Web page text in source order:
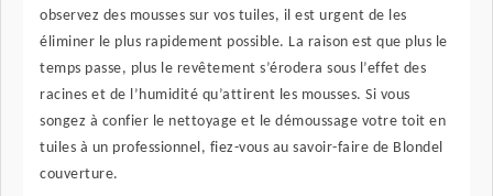
observez des mousses sur vos tuiles, il est urgent de les
éliminer le plus rapidement possible. La raison est que plus le
temps passe, plus le revêtement s’érodera sous l’effet des
racines et de l’humidité qu’attirent les mousses. Si vous
songez à confier le nettoyage et le démoussage votre toit en
tuiles à un professionnel, fiez-vous au savoir-faire de Blondel
couverture.